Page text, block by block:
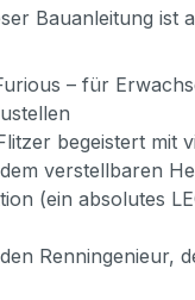
Bauanleitung
– für
begeistert
verstellbaren
(ein absolutes